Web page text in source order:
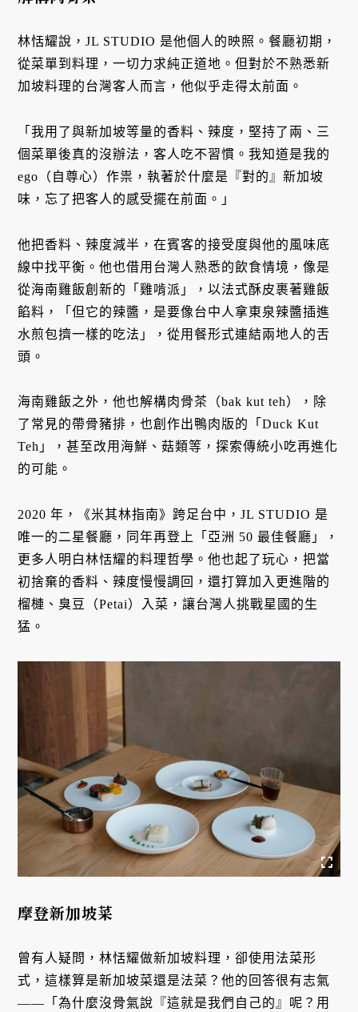
林恬耀說，JL STUDIO 是他個人的映照。餐廳初期，
從菜單到料理，一切力求純正道地。但對於不熟悉新
加坡料理的台灣客人而言，他似乎走得太前面。
「我用了與新加坡等量的香料、辣度，堅持了兩、三
個菜單後真的沒辦法，客人吃不習慣。我知道是我的
ego（自尊心）作祟，執著於什麼是『對的』新加坡
味，忘了把客人的感受擺在前面。」
他把香料、辣度減半，在賓客的接受度與他的風味底
線中找平衡。他也借用台灣人熟悉的飲食情境，像是
從海南雞飯創新的「雞啃派」，以法式酥皮裹著雞飯
餡料，「但它的辣醬，是要像台中人拿東泉辣醬插進
水煎包擠一樣的吃法」，從用餐形式連結兩地人的舌
頭。
海南雞飯之外，他也解構肉骨茶（bak kut teh），除
了常見的帶骨豬排，也創作出鴨肉版的「Duck Kut
Teh」，甚至改用海鮮、菇類等，探索傳統小吃再進化
的可能。
2020 年，《米其林指南》跨足台中，JL STUDIO 是
唯一的二星餐廳，同年再登上「亞洲 50 最佳餐廳」，
更多人明白林恬耀的料理哲學。他也起了玩心，把當
初捨棄的香料、辣度慢慢調回，還打算加入更進階的
榴槤、臭豆（Petai）入菜，讓台灣人挑戰星國的生
猛。
摩登新加坡菜
曾有人疑問，林恬耀做新加坡料理，卻使用法菜形
式，這樣算是新加坡菜還是法菜？他的回答很有志氣
——「為什麼沒骨氣說『這就是我們自己的』呢？用